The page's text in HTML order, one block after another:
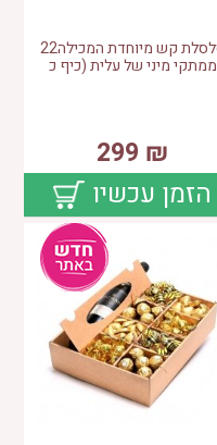
סלסלת קש מיוחדת המכילה22
ממתקי מיני של עלית (כיף כ
₪
299
הזמן עכשיו